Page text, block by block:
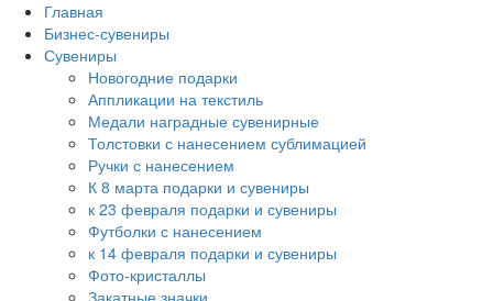
Главная
Бизнес-сувениры
Сувениры
Новогодние подарки
Аппликации на текстиль
Медали наградные сувенирные
Толстовки с нанесением сублимацией
Ручки с нанесением
К 8 марта подарки и сувениры
к 23 февраля подарки и сувениры
Футболки с нанесением
к 14 февраля подарки и сувениры
Фото-кристаллы
Закатные значки